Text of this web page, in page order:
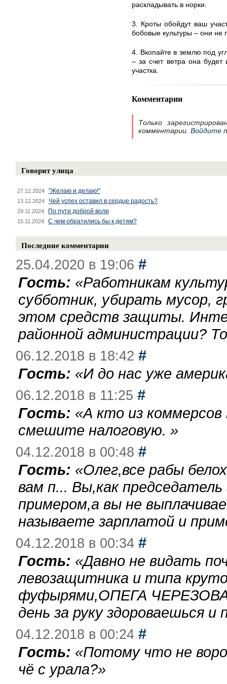
раскладывать в норки.
3. Кроты обойдут ваш
бобовые культуры – они не
4. Вкопайте в землю под
– за счет ветра она будет
участка.
Комментарии
Только
комментарии. Войдите
Говорит улица
27.12.2024 "Желаю и делаю!"
13.12.2024 Чей успех оставил в сердце радость?
29.11.2024 По пути доброй воли
15.11.2024 С чем обратились бы к детям?
Последние комментарии
25.04.2020 в 19:06 #
Гость: «Работникам
субботник, убирать мусор,
этом средств защиты.
районной администрации?
06.12.2018 в 18:42 #
Гость: «И до нас уже
06.12.2018 в 11:25 #
Гость: «А кто из
смешите налоговую. »
04.12.2018 в 00:48 #
Гость: «Олег,все рабы
вам п... Вы,как
примером,а вы не
называете зарплатой и
04.12.2018 в 00:34 #
Гость: «Давно не видать
левозащитника и типа
фуфырями,ОПЕГА
день за руку здороваешься
04.12.2018 в 00:24 #
Гость: «Потому что не
чё с урала?»